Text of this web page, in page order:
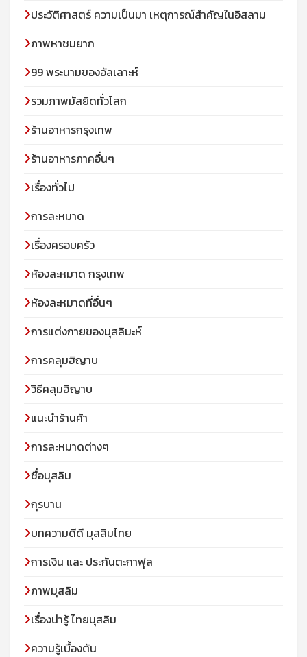
ประวัติศาสตร์ ความเป็นมา เหตุการณ์สำคัญในอิสลาม
ภาพหาชมยาก
99 พระนามของอัลเลาะห์
รวมภาพมัสยิดทั่วโลก
ร้านอาหารกรุงเทพ
ร้านอาหารภาคอื่นๆ
เรื่องทั่วไป
การละหมาด
เรื่องครอบครัว
ห้องละหมาด กรุงเทพ
ห้องละหมาดที่อื่นๆ
การแต่งกายของมุสลิมะห์
การคลุมฮิญาบ
วิธีคลุมฮิญาบ
แนะนำร้านค้า
การละหมาดต่างๆ
ชื่อมุสลิม
กุรบาน
บทความดีดี มุสลิมไทย
การเงิน และ ประกันตะกาฟุล
ภาพมุสลิม
เรื่องน่ารู้ ไทยมุสลิม
ความรู้เบื้องต้น